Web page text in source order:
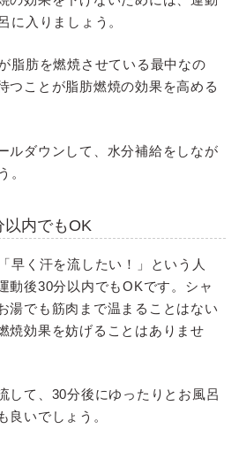
に入りましょう。
脂肪を燃焼させている最中なの
つことが脂肪燃焼の効果を高める
ルダウンして、水分補給をしなが
。
内でもOK
早く汗を流したい！」という人
動後30分以内でもOKです。シャ
湯でも筋肉まで温まることはない
焼効果を妨げることはありませ
して、30分後にゆったりとお風呂
良いでしょう。